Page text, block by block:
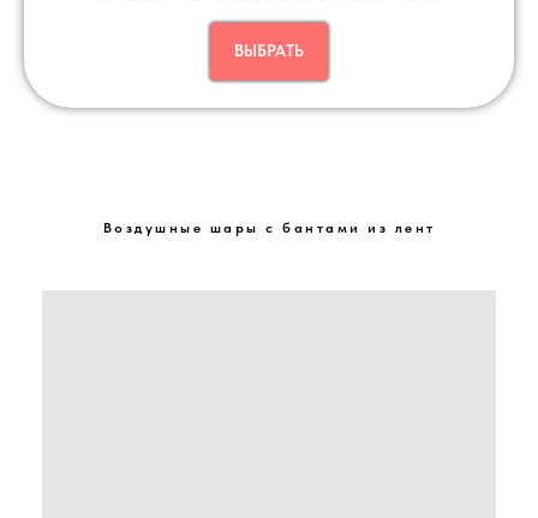
ВЫБРАТЬ
Воздушные шары c бантами из лент